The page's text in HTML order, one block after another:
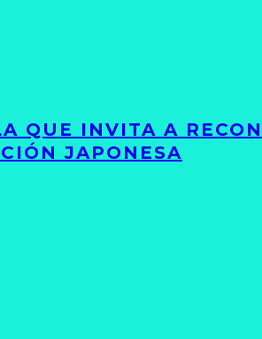
QUE INVITA A
JAPONESA